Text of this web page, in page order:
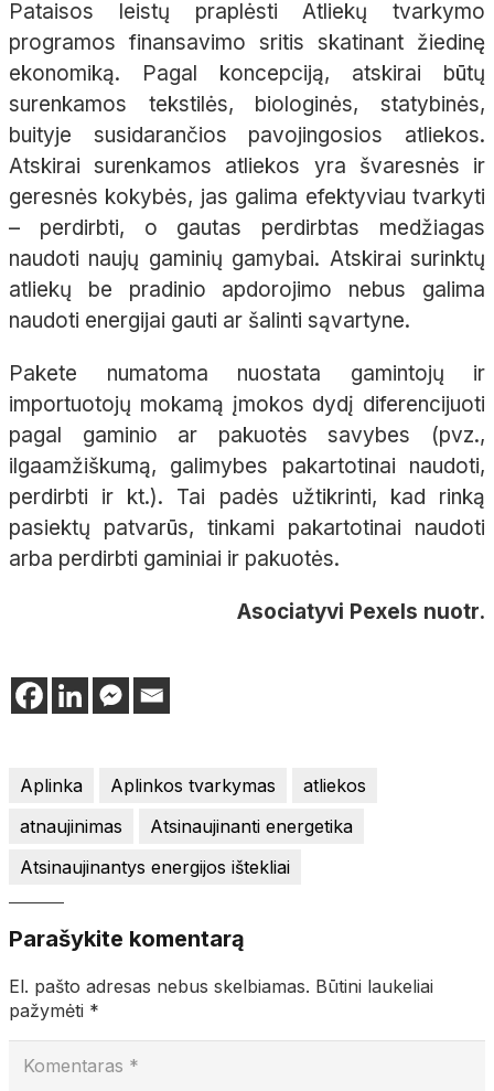
Pataisos leistų praplėsti Atliekų tvarkymo
programos finansavimo sritis skatinant žiedinę
ekonomiką. Pagal koncepciją, atskirai būtų
surenkamos tekstilės, biologinės, statybinės,
buityje susidarančios pavojingosios atliekos.
Atskirai surenkamos atliekos yra švaresnės ir
geresnės kokybės, jas galima efektyviau tvarkyti
– perdirbti, o gautas perdirbtas medžiagas
naudoti naujų gaminių gamybai. Atskirai surinktų
atliekų be pradinio apdorojimo nebus galima
naudoti energijai gauti ar šalinti sąvartyne.
Pakete numatoma nuostata gamintojų ir
importuotojų mokamą įmokos dydį diferencijuoti
pagal gaminio ar pakuotės savybes (pvz.,
ilgaamžiškumą, galimybes pakartotinai naudoti,
perdirbti ir kt.). Tai padės užtikrinti, kad rinką
pasiektų patvarūs, tinkami pakartotinai naudoti
arba perdirbti gaminiai ir pakuotės.
Asociatyvi Pexels nuotr.
Aplinka Aplinkos tvarkymas
atliekos
atnaujinimas
Atsinaujinanti energetika
Atsinaujinantys energijos ištekliai
Parašykite komentarą
El. pašto adresas nebus skelbiamas. Būtini laukeliai
pažymėti *